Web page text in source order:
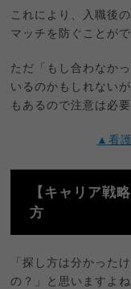
これにより、入職後
マッチを防ぐことがで
ただ「もし合わなか
いるのかもしれない
もあるので注意は必要
▲看
【キャリア戦
方
「探し方は分かった
の？」と思いますよね